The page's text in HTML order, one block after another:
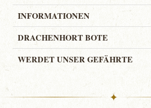
INFORMATIONEN
DRACHENHORT BOTE
WERDET UNSER GEFÄHRTE
✦